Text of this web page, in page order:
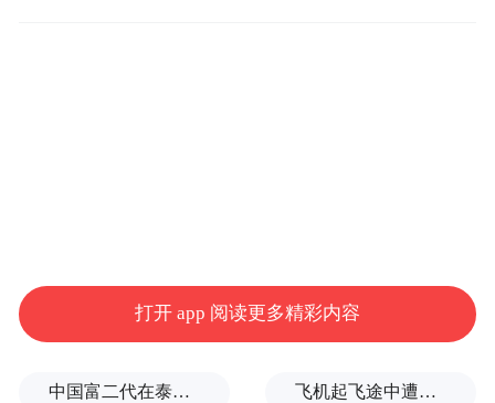
调，这是荣誉，更是责任——APEC选择星途
EX7，“是世界对中国高端智造最权威的一次
打开 app 阅读更多精彩内容
中国富二代在泰国被杀，嫌犯自首后称“在女友浴室看见他”，真相却没这么简单 飞机起飞途中遭雷击！航班滞留3小时临时换机